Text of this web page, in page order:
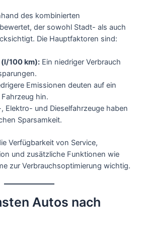
des kombinierten
der sowohl Stadt- als auch
Die Hauptfaktoren sind:
100 km): Ein niedriger Verbrauch
Emissionen deuten auf ein
hin.
Elektro- und Dieselfahrzeuge haben
Sparsamkeit.
Verfügbarkeit von Service,
und zusätzliche Funktionen wie
zur Verbrauchsoptimierung wichtig.
Autos nach